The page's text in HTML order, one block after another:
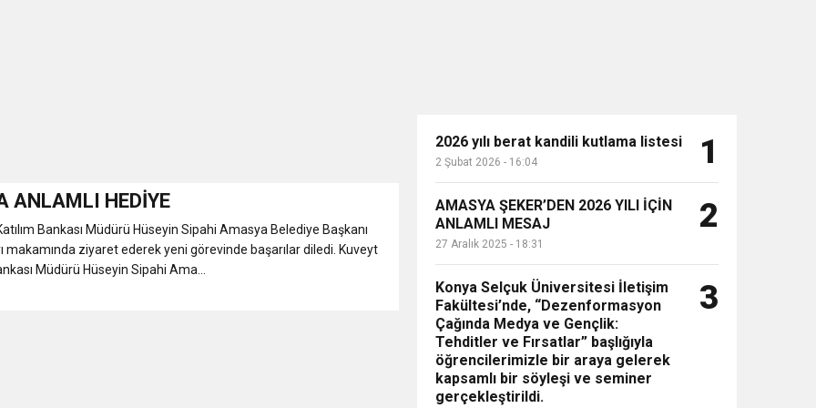
“Amasya’nın Gururları: Dereceye Giren Öğrenciler İçin Anlamlı Tören”
Festivali
listesi
ANLAMLI HEDİYE
Bankası Müdürü Hüseyin Sipahi Amasya Belediye Başkanı
makamında ziyaret ederek yeni görevinde başarılar diledi. Kuveyt
Müdürü Hüseyin Sipahi Ama...
2026 yılı berat kandili kutlama listesi
2 Şubat 2026 - 16:04 1
AMASYA ŞEKER’DEN 2026 YILI İÇİN
ANLAMLI MESAJ
27 Aralık 2025 - 18:31
2
Konya Selçuk Üniversitesi İletişim
Fakültesi’nde, “Dezenformasyon
Çağında Medya ve Gençlik:
Tehditler ve Fırsatlar” başlığıyla
öğrencilerimizle bir araya gelerek
kapsamlı bir söyleşi ve seminer
gerçekleştirildi.
3